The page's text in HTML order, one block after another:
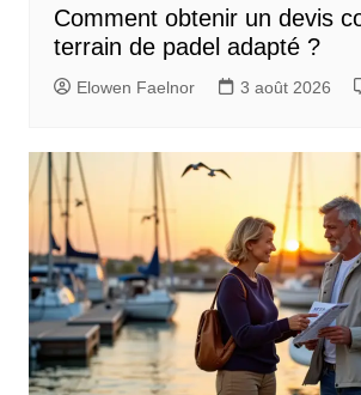
Comment obtenir un devis
terrain de padel adapté ?
Elowen Faelnor 3 août 2026